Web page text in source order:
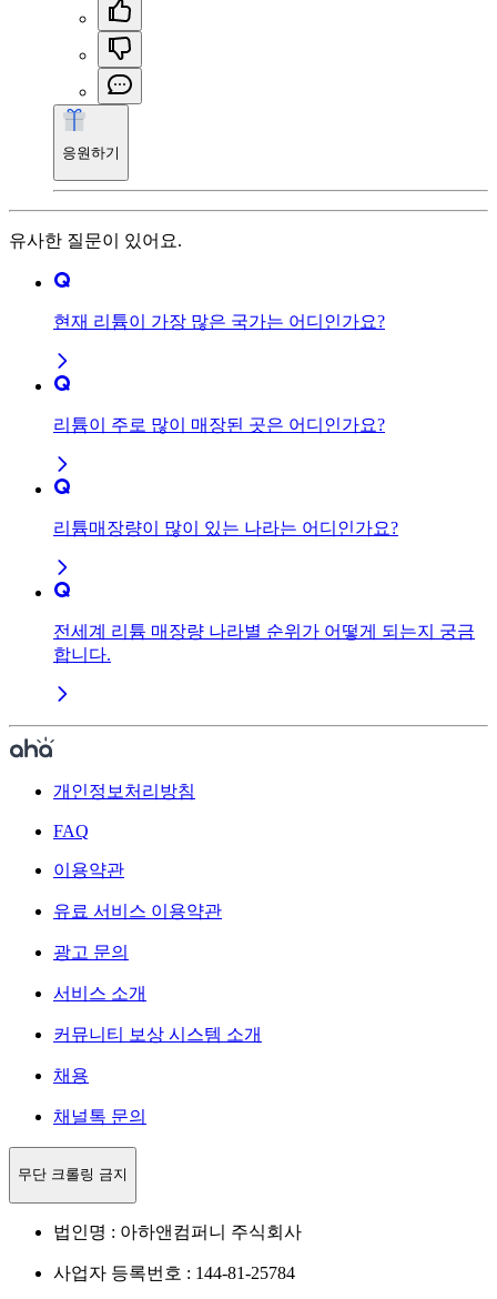
응원하기
유사한 질문이 있어요.
현재 리튬이 가장 많은 국가는 어디인가요?
리튬이 주로 많이 매장된 곳은 어디인가요?
리튬매장량이 많이 있는 나라는 어디인가요?
전세계 리튬 매장량 나라별 순위가 어떻게 되는지 궁금
합니다.
개인정보처리방침
FAQ
이용약관
유료 서비스 이용약관
광고 문의
서비스 소개
커뮤니티 보상 시스템 소개
채용
채널톡 문의
무단 크롤링 금지
법인명 : 아하앤컴퍼니 주식회사
사업자 등록번호 : 144-81-25784